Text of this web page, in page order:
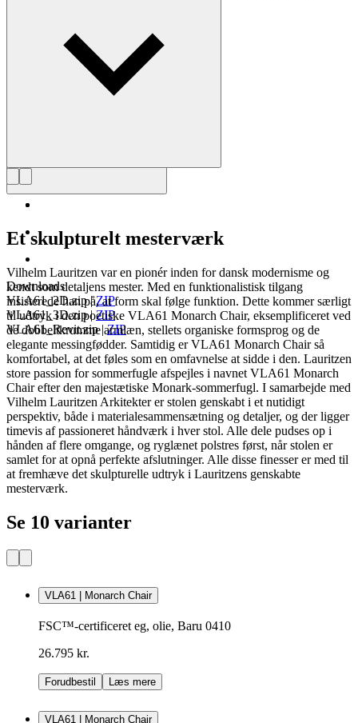
Læs mere om Vilhelm Lauritzen
Downloads
VLA61_2D.zip|ZIP
VLA61_3D.zip|ZIP
VLA61_Revit.zip|ZIP
Et skulpturelt mesterværk
Vilhelm Lauritzen var en pionér inden for dansk modernisme og
kendt som detaljens mester. Med en funktionalistisk tilgang
insisterede han på, at form skal følge funktion. Dette kommer særligt
til udtryk i den poetiske VLA61 Monarch Chair, eksemplificeret ved
de dobbeltkrumme armlæn, stellets organiske formsprog og de
elegante messingfødder. Samtidig er VLA61 Monarch Chair så
komfortabel, at det føles som en omfavnelse at sidde i den. Lauritzen
store passion for sommerfugle afspejles i navnet VLA61 Monarch
Chair efter den majestætiske Monark-sommerfugl. I samarbejde med
Vilhelm Lauritzen Arkitekter er stolen genskabt i et nutidigt
perspektiv, både i materialesammensætning og detaljer, og der ligger
timevis af passioneret håndværk i hver stol. Alle dele pudses op i
hånden af flere omgange, og ryglænet polstres først, når stolen er
samlet for at opnå perfekte afslutninger. Alle disse finesser er med til
at fremhæve det skulpturelle udtryk i Lauritzens genskabte
mesterværk.
Se 10 varianter
VLA61 | Monarch Chair
FSC™-certificeret eg, olie, Baru 0410
26.795 kr.
Forudbestil Læs mere
VLA61 | Monarch Chair